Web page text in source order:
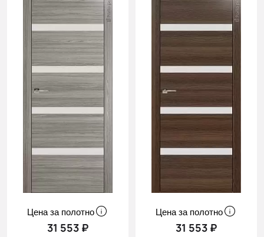
Цена за полотно
31 553 ₽
Цена за полотно
31 553 ₽